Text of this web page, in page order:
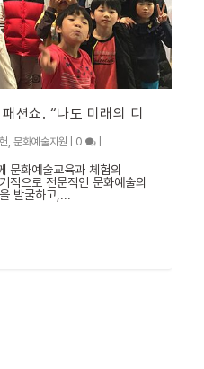
션쇼. “나도 미래의 디
문화예술지원 0
문화예술교육과 체험의
적으로 전문적인 문화예술의
발굴하고,...